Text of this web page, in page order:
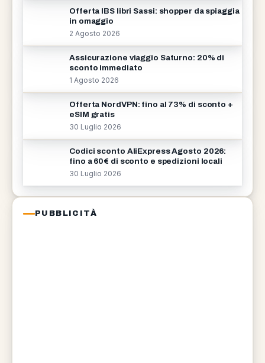
Offerta IBS libri Sassi: shopper da spiaggia
in omaggio
2 Agosto 2026
Assicurazione viaggio Saturno: 20% di
sconto immediato
1 Agosto 2026
Offerta NordVPN: fino al 73% di sconto +
eSIM gratis
30 Luglio 2026
Codici sconto AliExpress Agosto 2026:
fino a 60€ di sconto e spedizioni locali
30 Luglio 2026
PUBBLICITÀ